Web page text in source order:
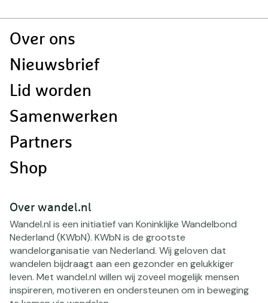
Doormat
Over ons
Nieuwsbrief
Lid worden
Samenwerken
Partners
Shop
Over wandel.nl
Wandel.nl is een initiatief van Koninklijke Wandelbond
Nederland (KWbN). KWbN is de grootste
wandelorganisatie van Nederland. Wij geloven dat
wandelen bijdraagt aan een gezonder en gelukkiger
leven. Met wandel.nl willen wij zoveel mogelijk mensen
inspireren, motiveren en ondersteunen om in beweging